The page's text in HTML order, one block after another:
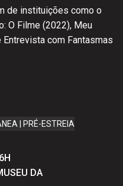
de instituições como o
O Filme (2022), Meu
com Fantasmas
| PRÉ-ESTREIA
DA